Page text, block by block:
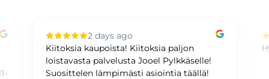
2 days ago
Kiitoksia kaupoista! Kiitoksia paljon
loistavasta palvelusta Jooel Pylkkäselle!
Suosittelen lämpimästi asiointia täällä!